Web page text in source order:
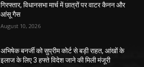
गिरफ्तार, विधानसभा मार्च में छात्रों पर वाटर कैनन और
आंसू गैस
August 10, 2026
अभिषेक बनर्जी को सुप्रीम कोर्ट से बड़ी राहत, आंखों के
इलाज के लिए 3 हफ्ते विदेश जाने की मिली मंजूरी